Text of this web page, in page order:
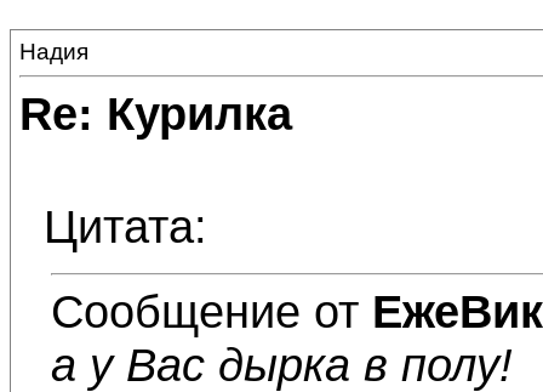
Надия
Re: Курилка
Цитата:
Сообщение от
а у Вас дырка в полу!